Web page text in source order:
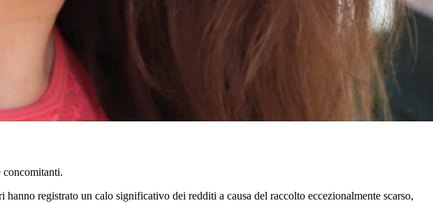
registrato un calo significativo dei redditi a causa del raccolto eccezionalmente scarso,